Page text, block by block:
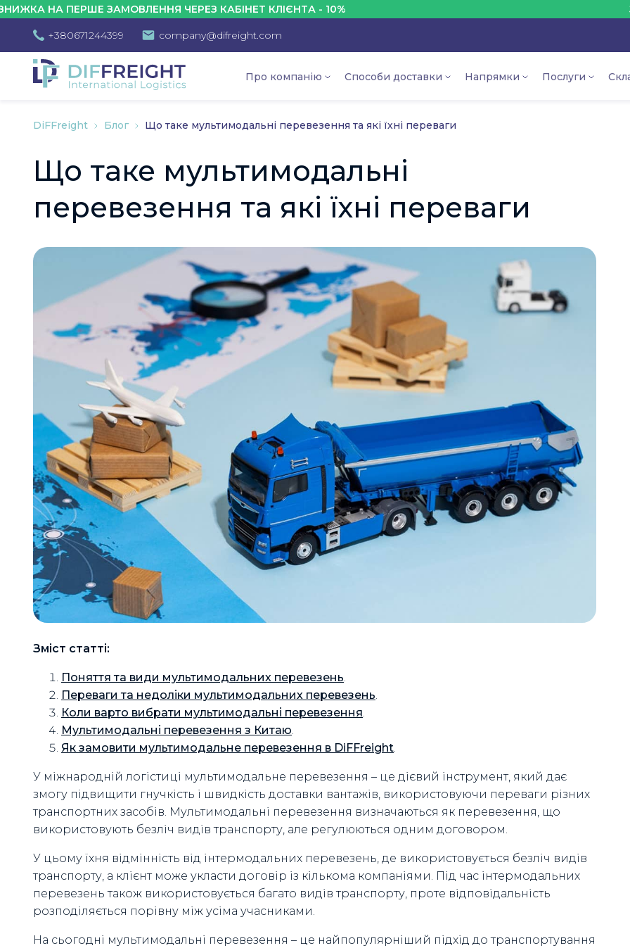
ПЕРШЕ ЗАМОВЛЕННЯ ЧЕРЕЗ КАБІНЕТ КЛІЄНТА - 10%
+380671244399 company@difreight.com
Про компанію Способи доставки Напрямки Послуги
DiFFreight Блог Що таке мультимодальні перевезення та які їхні переваги
Що таке мультимодальні
перевезення та які їхні переваги
Зміст статті:
Поняття та види мультимодальних перевезень.
Переваги та недоліки мультимодальних перевезень.
Коли варто вибрати мультимодальні перевезення.
Мультимодальні перевезення з Китаю.
Як замовити мультимодальне перевезення в DiFFreight.
У міжнародній логістиці мультимодальне перевезення – це дієвий інструмент, який дає
змогу підвищити гнучкість і швидкість доставки вантажів, використовуючи переваги різних
транспортних засобів. Мультимодальні перевезення визначаються як перевезення, що
використовують безліч видів транспорту, але регулюються одним договором.
У цьому їхня відмінність від інтермодальних перевезень, де використовується безліч видів
транспорту, а клієнт може укласти договір із кількома компаніями. Під час інтермодальних
перевезень також використовується багато видів транспорту, проте відповідальність
розподіляється порівну між усіма учасниками.
На сьогодні мультимодальні перевезення – це найпопулярніший підхід до транспортування